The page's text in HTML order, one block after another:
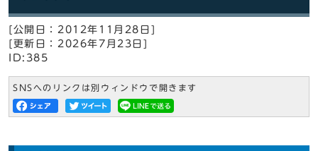
[公開日：2012年11月28日]
[更新日：2026年7月23日]
ID:385
SNSへのリンクは別ウィンドウで開きます